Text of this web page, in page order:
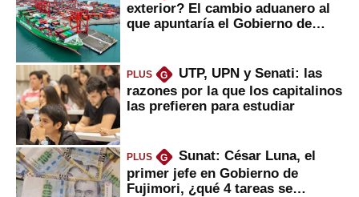
exterior? El cambio aduanero al
que apuntaría el Gobierno de
PLUS G
UTP, UPN y Senati: las
razones por la que los capitalinos
las prefieren para estudiar
PLUS G
Sunat: César Luna, el
primer jefe en Gobierno de
Fujimori, ¿qué 4 tareas se